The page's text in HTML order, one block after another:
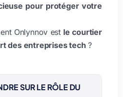
pour protéger votre
Onlynnov est le courtier
des entreprises tech ?
SUR LE RÔLE DU